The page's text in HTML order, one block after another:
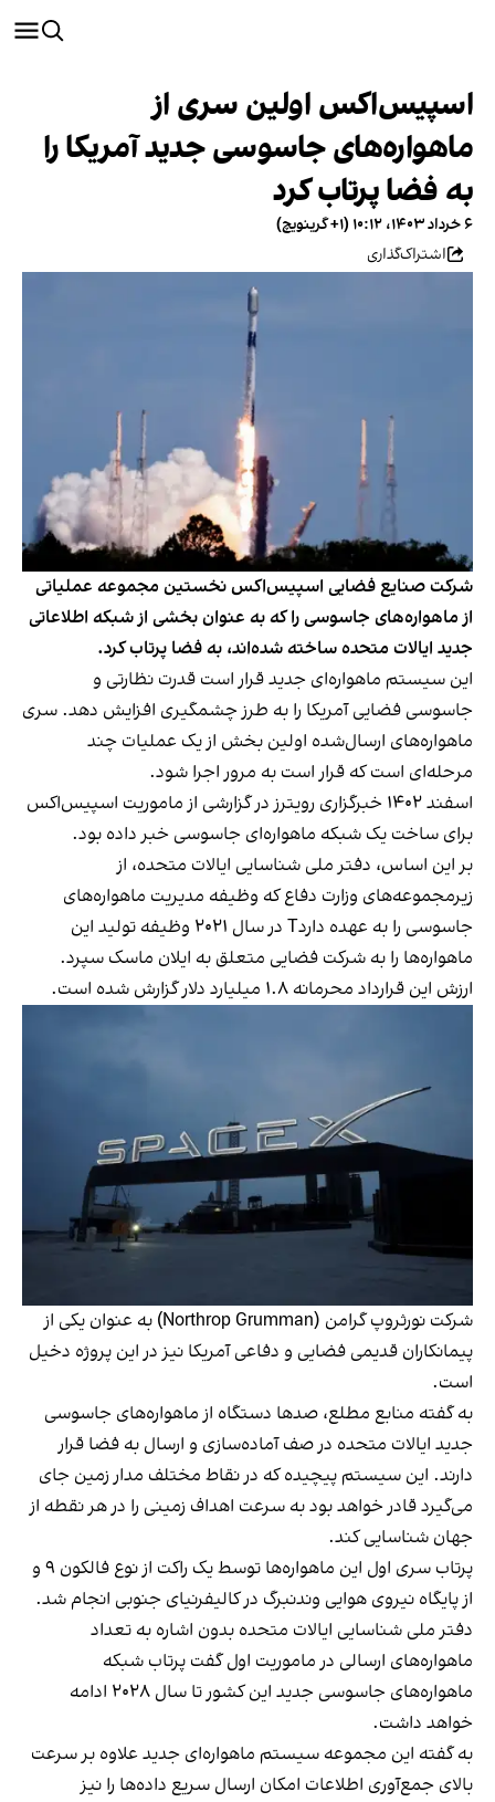
اسپیس‌اکس اولین سری از
ماهواره‌های جاسوسی جدید آمریکا را
به فضا پرتاب کرد
۶ خرداد ۱۴۰۳، ۱۰:۱۲ (‎+۱ گرینویچ)
اشتراک‌گذاری
شرکت صنایع فضایی اسپیس‌اکس نخستین مجموعه عملیاتی
از ماهواره‌های جاسوسی را که به عنوان بخشی از شبکه اطلاعاتی
جدید ایالات متحده ساخته شده‌اند، به فضا پرتاب کرد.
این سیستم ماهواره‌ای جدید قرار است قدرت نظارتی و
جاسوسی فضایی آمریکا را به طرز چشمگیری افزایش دهد. سری
ماهواره‌های ارسال‌شده اولین بخش از یک عملیات چند
مرحله‌ای است که قرار است به مرور اجرا شود.
اسفند ۱۴۰۲
خبرگزاری رویترزدر گزارشی از ماموریت اسپیس‌اکس
برای ساخت یک شبکه ماهواره‌ای جاسوسی خبر داده بود.
بر این اساس، دفتر ملی شناسایی ایالات متحده، از
زیرمجموعه‌های وزارت دفاع که وظیفه مدیریت ماهواره‌های
جاسوسی را به عهده داردT در سال ۲۰۲۱ وظیفه تولید این
ماهواره‌ها را به شرکت فضایی متعلق به ایلان ماسک سپرد.
ارزش این قرارداد محرمانه ۱.۸ میلیارد دلار گزارش شده است.
شرکت نورثروپ گرامن (Northrop Grumman) به عنوان یکی از
پیمانکاران قدیمی فضایی و دفاعی آمریکا نیز در این پروژه دخیل
است.
به گفته منابع مطلع، صدها دستگاه از ماهواره‌های جاسوسی
جدید ایالات متحده در صف آماده‌سازی و ارسال به فضا قرار
دارند. این سیستم پیچیده که در نقاط مختلف مدار زمین جای
می‌گیرد قادر خواهد بود به سرعت اهداف زمینی را در هر نقطه از
جهان شناسایی کند.
پرتاب سری اول این ماهواره‌ها توسط یک راکت از نوع فالکون ۹ و
از پایگاه نیروی هوایی وندنبرگ در کالیفرنیای جنوبی انجام شد.
دفتر ملی شناسایی ایالات متحده بدون اشاره به تعداد
ماهواره‌های ارسالی در ماموریت اول گفت پرتاب شبکه
ماهواره‌های جاسوسی جدید این کشور تا سال ۲۰۲۸ ادامه
خواهد داشت.
به گفته این مجموعه سیستم ماهواره‌ای جدید علاوه بر سرعت
بالای جمع‌آوری اطلاعات امکان ارسال سریع داده‌ها را نیز